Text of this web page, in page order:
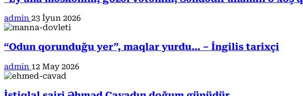
admin 23 İyun 2026
“Odun qorunduğu yer”, maqlar yurdu… – İngilis tarixçi
admin 12 May 2026